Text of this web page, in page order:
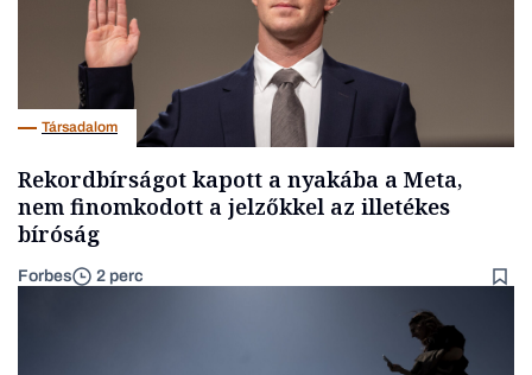
Társadalom
Rekordbírságot kapott a nyakába a Meta,
nem finomkodott a jelzőkkel az illetékes
bíróság
Forbes 2 perc